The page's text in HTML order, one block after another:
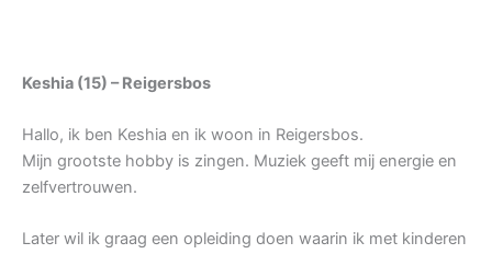
Keshia (15) – Reigersbos
Hallo, ik ben Keshia en ik woon in Reigersbos.
Mijn grootste hobby is zingen. Muziek geeft mij energie en
zelfvertrouwen.
Later wil ik graag een opleiding doen waarin ik met kinderen